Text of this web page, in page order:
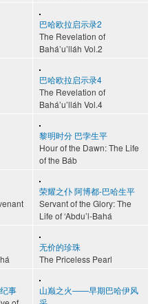
巴哈欧拉启示录2
The Revelation of
Bahá’u’lláh Vol.2
巴哈欧拉启示录4
The Revelation of
Bahá’u’lláh Vol.4
黎明时分 巴孛生平
Hour of the Dawn: The Life
of the Báb
荣耀之仆 阿博都-巴哈生平
Servant of the Glory: The
Life of ‘Abdu’l-Bahá
无价的珍珠
The Priceless Pearl
事
山巅之火——早期巴哈伊风